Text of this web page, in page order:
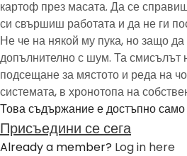
картоф през масата. Да се
си свършиш работата и да не ги
Не че на някой му пука, но защо
допълнително с шум. Та смисълът
подсещане за мястото и реда на
системата, в хронотопа на
Това съдържание е достъпно
Присъедини се сега
Already a member? Log in here